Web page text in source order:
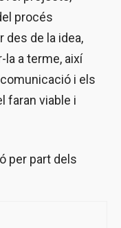
procés
des de la idea,
a terme, així
i els
faran viable i
per part dels